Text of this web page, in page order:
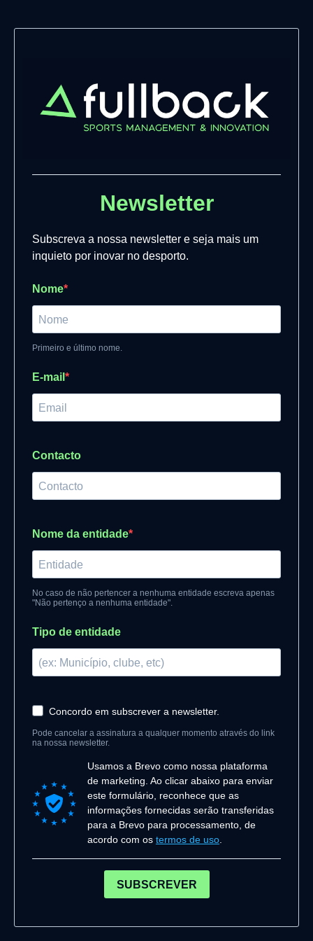
Newsletter
Subscreva a nossa newsletter e seja mais um
inquieto por inovar no desporto.
Nome
Primeiro e último nome.
E-mail
Contacto
Nome da entidade
No caso de não pertencer a nenhuma entidade escreva apenas
"Não pertenço a nenhuma entidade".
Tipo de entidade
Concordo em subscrever a newsletter.
Pode cancelar a assinatura a qualquer momento através do link
na nossa newsletter.
Usamos a Brevo como nossa plataforma
de marketing. Ao clicar abaixo para enviar
este formulário, reconhece que as
informações fornecidas serão transferidas
para a Brevo para processamento, de
acordo com os termos de uso.
SUBSCREVER